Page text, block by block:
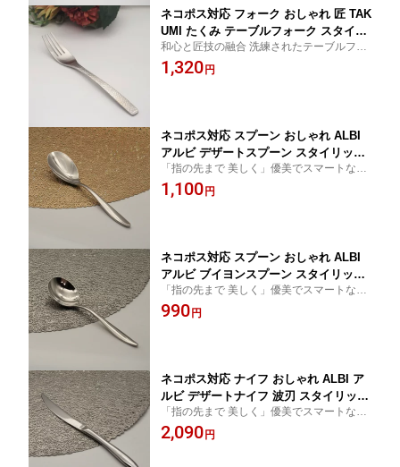
ネコポス対応 フォーク おしゃれ 匠 TAK
UMI たくみ テーブルフォーク スタイリ
ッシュ 銀 シルバー 槌目模様 槌目 つち
め 持ちやすい 18-8 ステンレス レストラ
和心と匠技の融合 洗練されたテーブルフォ
ーク
1,320 円
ネコポス対応 スプーン おしゃれ ALBI
アルビ デザートスプーン スタイリッシ
ュ 銀 シルバー 持ちやすい 18-8 ステン
レス レストラン オシャレ 食洗機対応
「指の先まで 美しく」優美でスマートなス
プーン
1,100 円
ネコポス対応 スプーン おしゃれ ALBI
アルビ ブイヨンスプーン スタイリッシ
ュ 銀 シルバー 持ちやすい 18-8 ステン
レス レストラン オシャレ 食洗機対応
「指の先まで 美しく」優美でスマートなブ
イヨンスプーン
990 円
ネコポス対応 ナイフ おしゃれ ALBI ア
ルビ デザートナイフ 波刃 スタイリッシ
ュ 銀 シルバー 持ちやすい 18-8 ステン
レス レストラン オシャレ 食洗機対応
「指の先まで 美しく」優美でスマートなナ
イフ
2,090 円